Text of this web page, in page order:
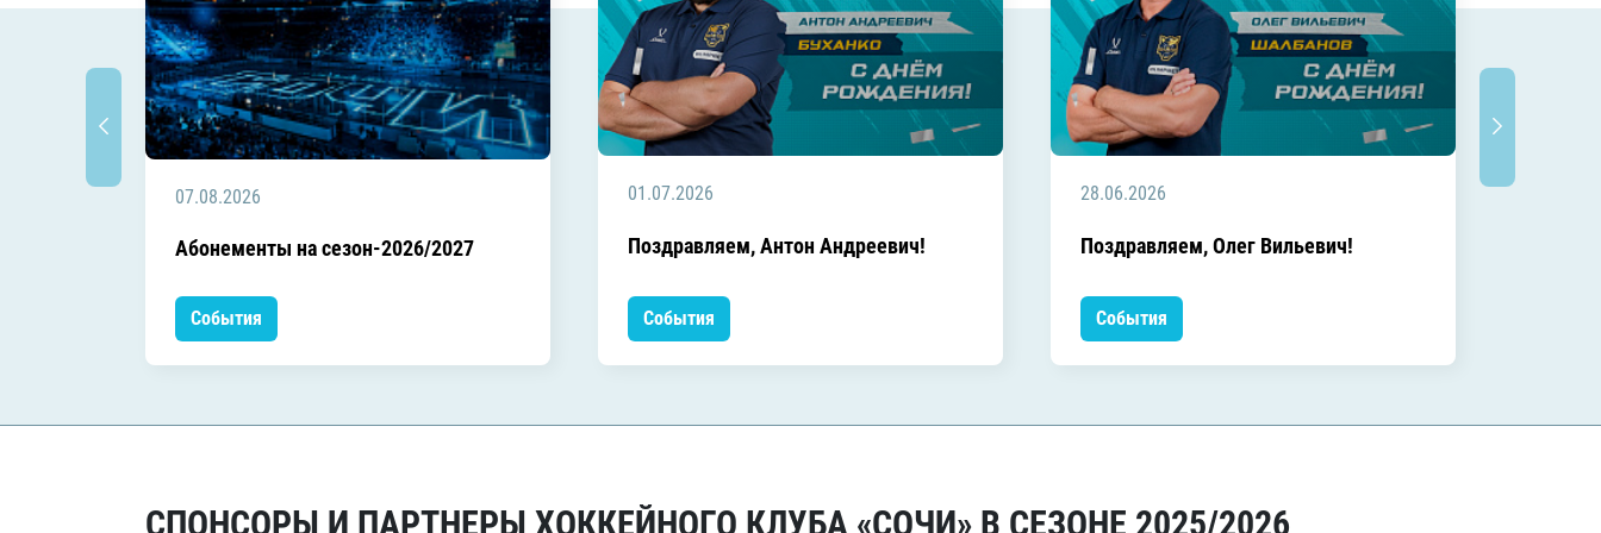
07.08.2026
Абонементы на сезон-2026/2027
События
01.07.2026
Поздравляем, Антон Андреевич!
События
28.06.2026
Поздравляем, Олег Вильевич!
События
СПОНСОРЫ И ПАРТНЕРЫ ХОККЕЙНОГО КЛУБА «СОЧИ» В СЕЗОНЕ 2025/2026